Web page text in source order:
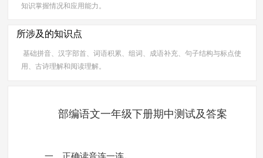
知识掌握情况和应用能力。
所涉及的知识点
基础拼音、汉字部首、词语积累、组词、成语补充、句子结构与标点使
用、古诗理解和阅读理解。
部编语文一年级下册期中测试及答案